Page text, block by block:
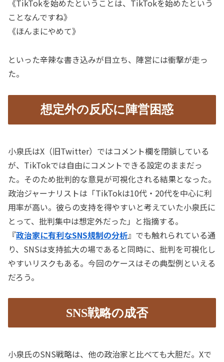
《TikTokを始めたということは、TikTokを始めたという
ことなんですね》
《ほんまにやめて》
といった辛辣な書き込みが目立ち、陣営には衝撃が走っ
た。
想定外の反応に陣営困惑
小泉氏はX（旧Twitter）ではコメント欄を閉鎖している
が、TikTokでは自由にコメントできる設定のままだっ
た。そのため批判的な意見が可視化される結果となった。
政治ジャーナリストは「TikTokは10代・20代を中心に利
用率が高い。彼らの支持を得やすいと考えていた小泉氏に
とって、批判集中は想定外だった」と指摘する。
『政治家に有利なSNS規制の分析』でも触れられている通
り、SNSは支持拡大の場であると同時に、批判を可視化し
やすいリスクもある。今回のケースはその典型例といえる
だろう。
SNS戦略の成否
小泉氏のSNS戦略は、他の政治家と比べても大胆だ。Xで